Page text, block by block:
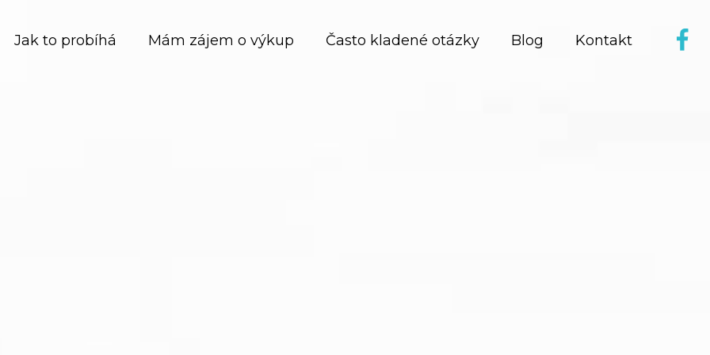
Jak to probíhá Mám zájem o výkup Často kladené otázky Blog Kontakt